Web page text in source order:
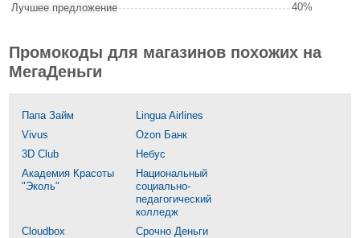
Лучшее предложение
40%
Промокоды для магазинов похожих на
МегаДеньги
Папа Займ
Lingua Airlines
Vivus
Ozon Банк
3D Сlub
Небус
Академия Красоты
"Эколь"
Национальный
социально-
педагогический
колледж
Cloudbox
Срочно Деньги